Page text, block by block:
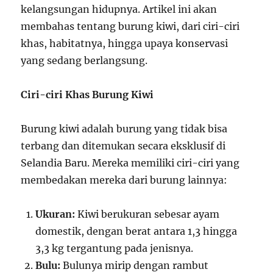
kelangsungan hidupnya. Artikel ini akan
membahas tentang burung kiwi, dari ciri-ciri
khas, habitatnya, hingga upaya konservasi
yang sedang berlangsung.
Ciri-ciri Khas Burung Kiwi
Burung kiwi adalah burung yang tidak bisa
terbang dan ditemukan secara eksklusif di
Selandia Baru. Mereka memiliki ciri-ciri yang
membedakan mereka dari burung lainnya:
Ukuran: Kiwi berukuran sebesar ayam
domestik, dengan berat antara 1,3 hingga
3,3 kg tergantung pada jenisnya.
Bulu: Bulunya mirip dengan rambut